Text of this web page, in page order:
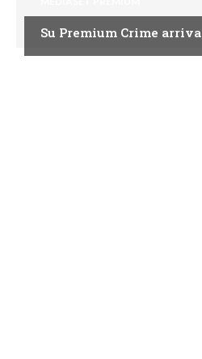
Su Premium Crime arriva